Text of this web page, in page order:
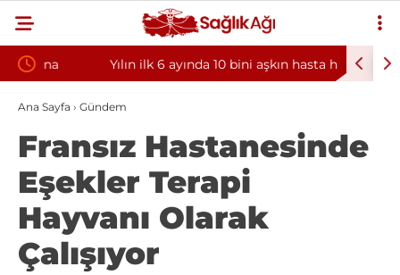
Yılın ilk 6 ayında 10 bini aşkın hasta hiperbarik
oksijen tedavisinden yararlandı
Diş eti
Ana Sayfa › Gündem
Fransız Hastanesinde
Eşekler Terapi
Hayvanı Olarak
Çalışıyor